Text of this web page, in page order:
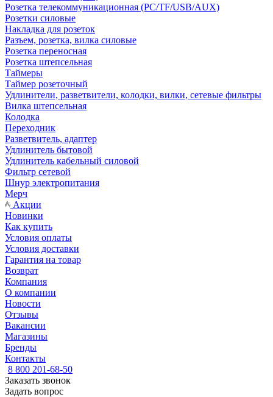
Розетка телекоммуникационная (PC/TF/USB/AUX)
Розетки силовые
Накладка для розеток
Разъем, розетка, вилка силовые
Розетка переносная
Розетка штепсельная
Таймеры
Таймер розеточный
Удлинители, разветвители, колодки, вилки, сетевые фильтры
Вилка штепсельная
Колодка
Переходник
Разветвитель, адаптер
Удлинитель бытовой
Удлинитель кабельный силовой
Фильтр сетевой
Шнур электропитания
Мерч
Акции
Новинки
Как купить
Условия оплаты
Условия доставки
Гарантия на товар
Возврат
Компания
О компании
Новости
Отзывы
Вакансии
Магазины
Бренды
Контакты
8 800 201-68-50
Заказать звонок
Задать вопрос